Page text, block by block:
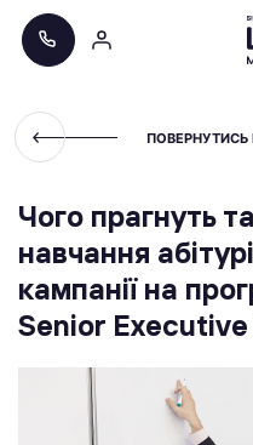
ПОВЕРНУТИСЬ
Чого прагнуть
навчання
кампанії на
Senior